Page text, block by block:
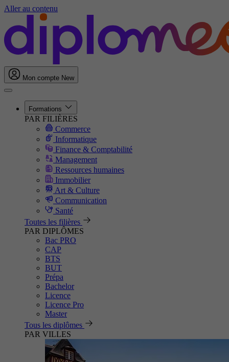
Aller au contenu
Mon compte New
Formations
PAR FILIÈRES
Commerce
Informatique
Finance & Comptabilité
Management
Ressources humaines
Immobilier
Art & Culture
Communication
Santé
Toutes les filières
PAR DIPLÔMES
Bac PRO
CAP
BTS
BUT
Prépa
Bachelor
Licence
Licence Pro
Master
Tous les diplômes
PAR VILLES